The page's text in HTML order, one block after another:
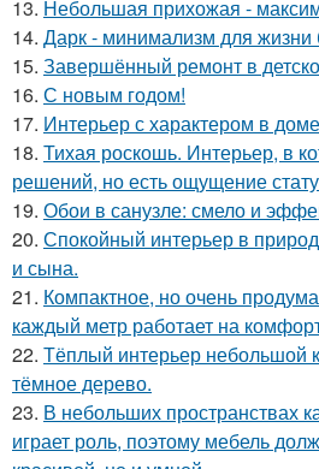
13. Небольшая прихожая -
14. Дарк - минимализм для жизни
15. Завершённый ремонт в
16. С новым годом!
17. Интерьер с характером в
18. Тихая роскошь. Интерьер, в
решений, но есть ощущение
19. Обои в санузле: смело и
20. Спокойный интерьер в
и сына.
21. Компактное, но очень
каждый метр работает на
22. Тёплый интерьер небольшой
тёмное дерево.
23. В небольших пространствах
играет роль, поэтому мебель